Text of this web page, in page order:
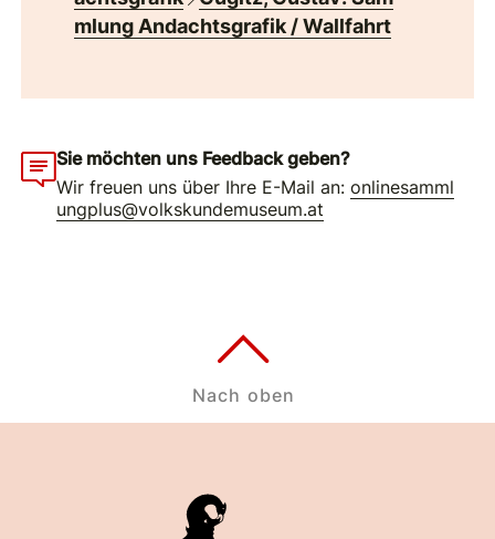
mlung Andachtsgrafik / Wallfahrt
Sie möchten uns Feedback geben?
Wir freuen uns über Ihre E-Mail an:onlinesamml
ungplus@volkskundemuseum.at
Nach oben